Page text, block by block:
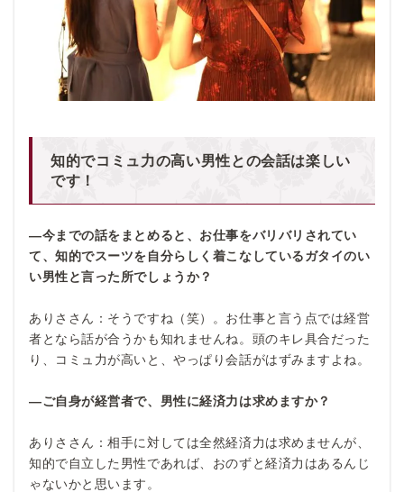
知的でコミュ力の高い男性との会話は楽しい
です！
―今までの話をまとめると、お仕事をバリバリされてい
て、知的でスーツを自分らしく着こなしているガタイのい
い男性と言った所でしょうか？
ありささん：そうですね（笑）。お仕事と言う点では経営
者となら話が合うかも知れませんね。頭のキレ具合だった
り、コミュ力が高いと、やっぱり会話がはずみますよね。
―ご自身が経営者で、男性に経済力は求めますか？
ありささん：相手に対しては全然経済力は求めませんが、
知的で自立した男性であれば、おのずと経済力はあるんじ
ゃないかと思います。